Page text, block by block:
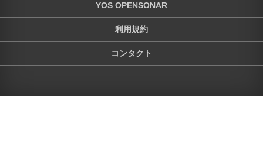
YOS OPENSONAR
利用規約
コンタクト